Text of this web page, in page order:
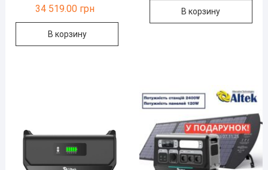
34 519.00 грн
В корзину
В корзину